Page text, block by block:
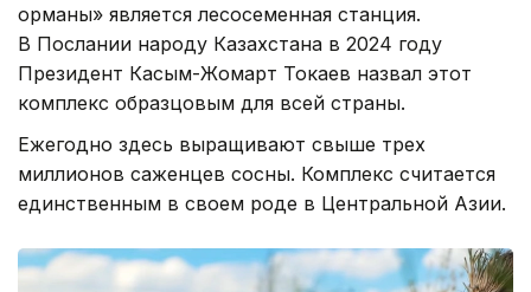
орманы» является лесосеменная станция.
В Послании народу Казахстана в 2024 году
Президент Касым-Жомарт Токаев назвал этот
комплекс образцовым для всей страны.
Ежегодно здесь выращивают свыше трех
миллионов саженцев сосны. Комплекс считается
единственным в своем роде в Центральной Азии.